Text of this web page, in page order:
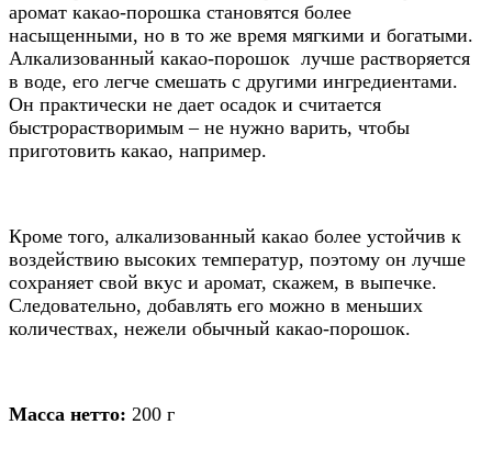
аромат какао-порошка становятся более
насыщенными, но в то же время мягкими и богатыми.
Алкализованный какао-порошок лучше растворяется
в воде, его легче смешать с другими ингредиентами.
Он практически не дает осадок и считается
быстрорастворимым – не нужно варить, чтобы
приготовить какао, например.
Кроме того, алкализованный какао более устойчив к
воздействию высоких температур, поэтому он лучше
сохраняет свой вкус и аромат, скажем, в выпечке.
Следовательно, добавлять его можно в меньших
количествах, нежели обычный какао-порошок.
Масса нетто: 200 г